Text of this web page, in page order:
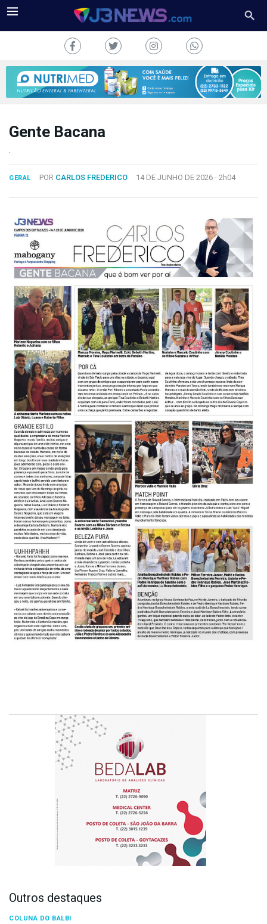
TV
FALE
CONOSCO
Copyright
2024
Desenvolvido
Hesea
Tecnologia
Sistemas
Gente Bacana
GERAL POR CARLOS FREDERICO 14 DE JUNHO DE 2026 - 2h04
Outros destaques
COLUNA DO BALBI